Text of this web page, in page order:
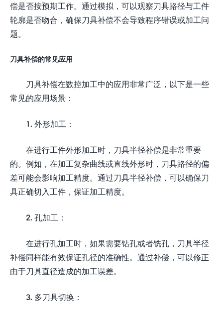
偿是否按预期工作。通过模拟，可以观察刀具路径与工件
轮廓是否吻合，确保刀具补偿不会导致程序错误或加工问
题。
刀具补偿的常见应用
刀具补偿在数控加工中的应用非常广泛，以下是一些
常见的应用场景：
1. 外形加工：
在进行工件外形加工时，刀具半径补偿是非常重要
的。例如，在加工复杂曲线或直线外形时，刀具路径的偏
差可能会影响加工精度。通过刀具半径补偿，可以确保刀
具正确切入工件，保证加工精度。
2. 孔加工：
在进行孔加工时，如果需要钻孔或者铣孔，刀具半径
补偿同样能有效保证孔径的准确性。通过补偿，可以修正
由于刀具直径造成的加工误差。
3. 多刀具切换：